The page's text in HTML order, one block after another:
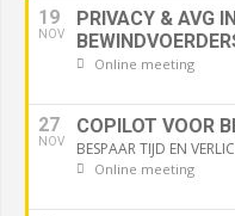
19
NOV
PRIVACY & AVG
Online meeting
27
NOV
COPILOT VOOR
BESPAAR TIJD EN
Online meeting